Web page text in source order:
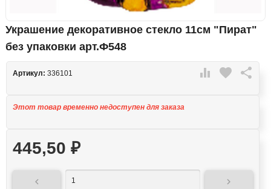
Украшение декоративное стекло 11см "Пират"
без упаковки арт.Ф548
 favorite 
Артикул: 336101
Этот товар временно недоступен для заказа
445,50 ₽
 